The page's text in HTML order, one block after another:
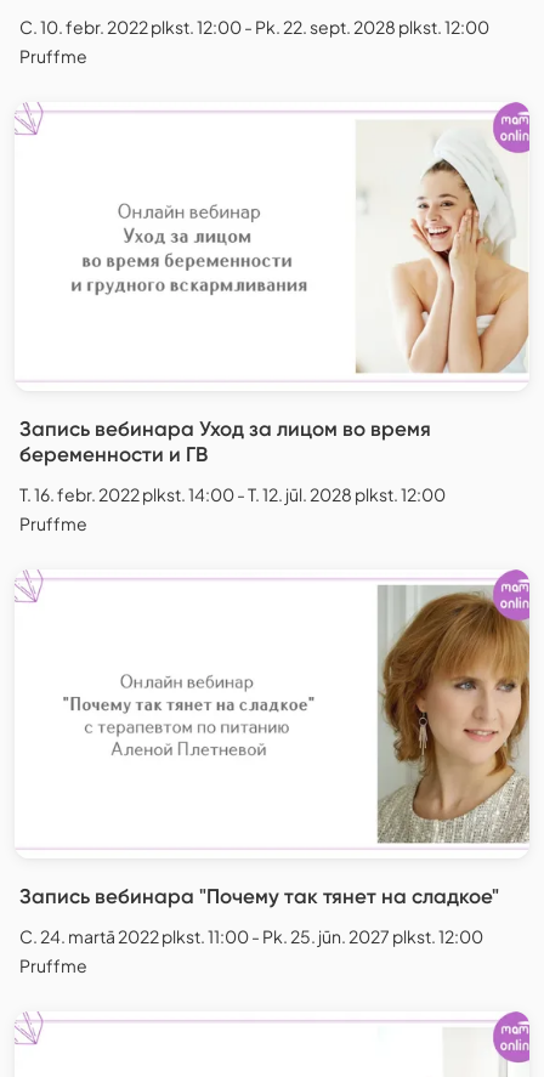
C. 10. febr. 2022 plkst. 12:00 - Pk. 22. sept. 2028 plkst. 12:00
Pruffme
Запись вебинара Уход за лицом во время
беременности и ГВ
T. 16. febr. 2022 plkst. 14:00 - T. 12. jūl. 2028 plkst. 12:00
Pruffme
Запись вебинара "Почему так тянет на сладкое"
C. 24. martā 2022 plkst. 11:00 - Pk. 25. jūn. 2027 plkst. 12:00
Pruffme